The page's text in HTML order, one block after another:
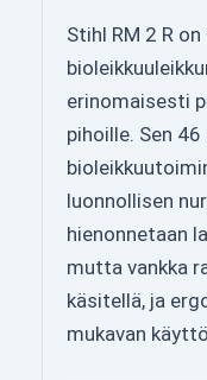
Stihl RM 2 R
erinomaisesti
pihoille. Sen
luonnollisen
hienonnetaan
mutta vankka
käsitellä, ja
mukavan